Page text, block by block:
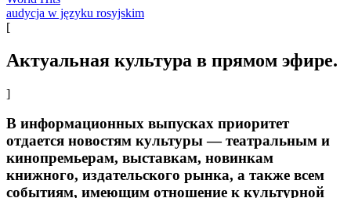
audycja w języku rosyjskim
[
Актуальная культура в прямом эфире.
]
В информационных выпусках приоритет
отдается новостям культуры — театральным и
кинопремьерам, выставкам, новинкам
книжного, издательского рынка, а также всем
событиям, имеющим отношение к культурной